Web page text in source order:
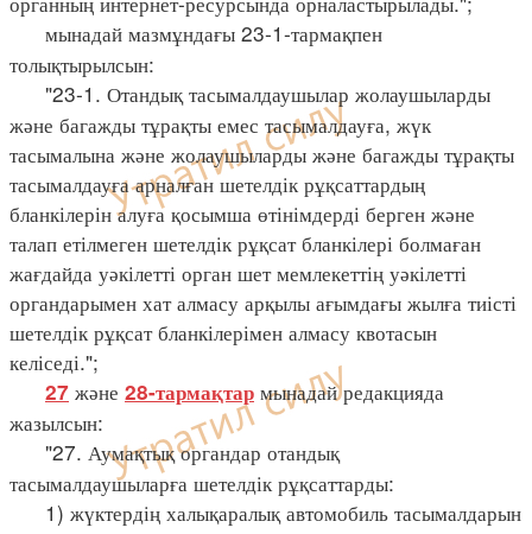
мынадай мазмұндағы 23-1-тармақпен
толықтырылсын:
"23-1. Отандық тасымалдаушылар жолаушыларды
және багажды тұрақты емес тасымалдауға, жүк
тасымалына және жолаушыларды және багажды тұрақты
тасымалдауға арналған шетелдік рұқсаттардың
бланкілерін алуға қосымша өтінімдерді берген және
талап етілмеген шетелдік рұқсат бланкілері болмаған
жағдайда уәкілетті орган шет мемлекеттің уәкілетті
органдарымен хат алмасу арқылы ағымдағы жылға тиісті
шетелдік рұқсат бланкілерімен алмасу квотасын
келіседі.";
27 және 28-тармақтар мынадай редакцияда
жазылсын:
"27. Аумақтық органдар отандық
тасымалдаушыларға шетелдік рұқсаттарды:
1) жүктердің халықаралық автомобиль тасымалдарын